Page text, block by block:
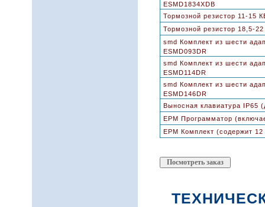
ESMD1834XDB
Тормозной резистор 11-15
Тормозной резистор 18,5-
smd Комплект из шести
ESMD093DR
smd Комплект из шести
ESMD114DR
smd Комплект из шести
ESMD146DR
Выносная клавиатура IP65
EPM Программатор
EPM Комплект (содержит